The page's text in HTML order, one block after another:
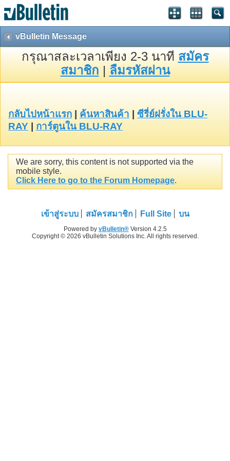
vBulletin Message
กรุณาสละเวลาเพียง 2-3 นาที สมัคร
สมาชิก | ลืมรหัสผ่าน
กลับไปหน้าแรก ค้นหาสินค้า
ซีรี่ย์ฝรั่งใน BLU-
RAY
การ์ตูนใน BLU-RAY
We are sorry, this content is not supported via the
mobile style.
Click Here to go to the Forum Homepage.
เข้าสู่ระบบ สมัครสมาชิก Full Site บน
Powered by vBulletin®Version 4.2.5
Copyright © 2026 vBulletin Solutions Inc. All rights reserved.